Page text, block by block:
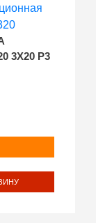
3Х20 P3